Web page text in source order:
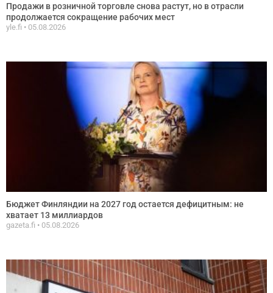
Продажи в розничной торговле снова растут, но в отрасли
продолжается сокращение рабочих мест
yle.fi 05.08.2026
Бюджет Финляндии на 2027 год остается дефицитным: не
хватает 13 миллиардов
gazeta.fi 05.08.2026